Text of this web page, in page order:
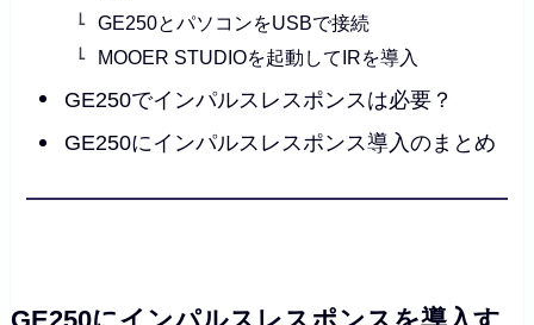
GE250とパソコンをUSBで接続
MOOER STUDIOを起動してIRを導入
GE250でインパルスレスポンスは必要？
GE250にインパルスレスポンス導入のまとめ